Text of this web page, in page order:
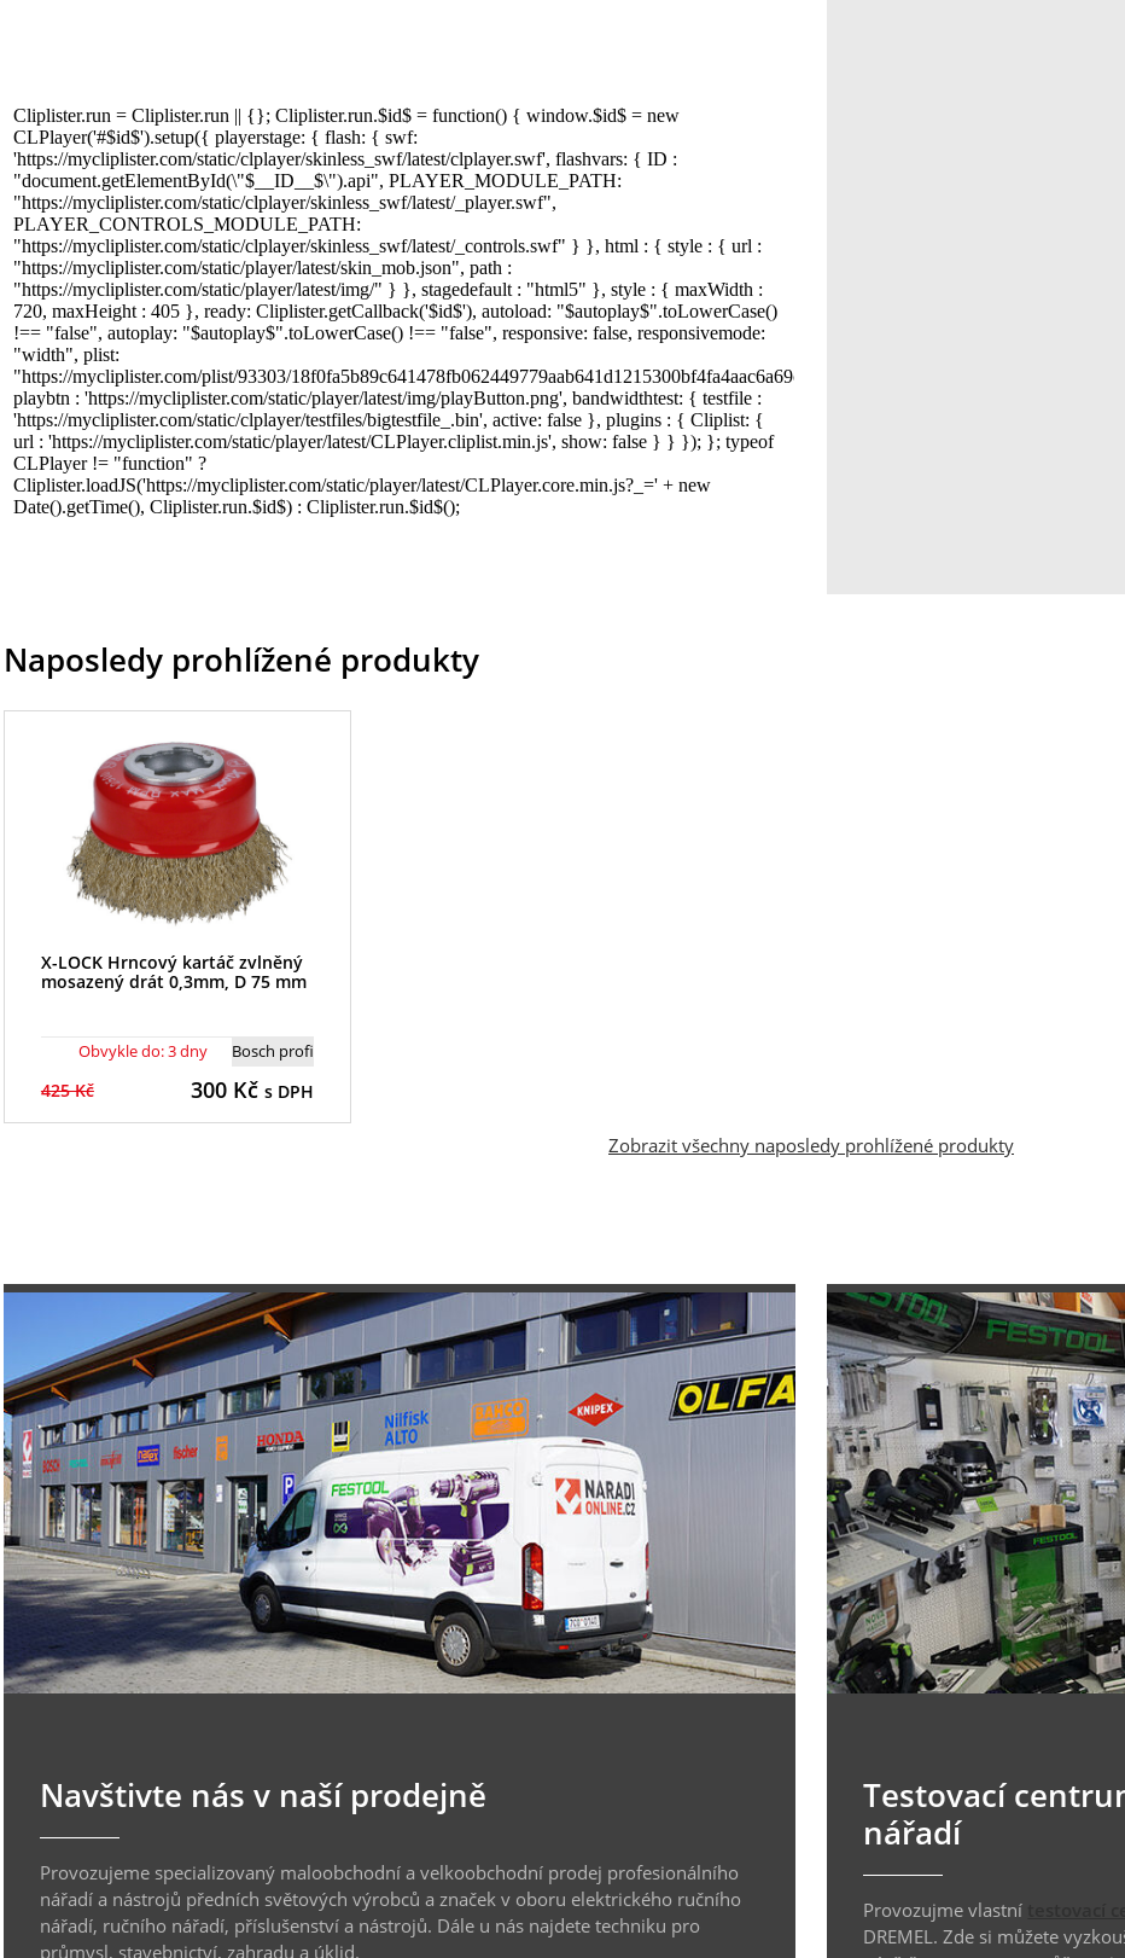
Naposledy prohlížené produkty
X-LOCK Hrncový kartáč zvlněný
mosazený drát 0,3mm, D 75 mm
Bosch profi
Obvykle do: 3 dny
425 Kč 300Kč s DPH
Zobrazit všechny naposledy prohlížené produkty
Navštivte nás v naší prodejně
Provozujeme specializovaný maloobchodní a velkoobchodní prodej profesionálního
nářadí a nástrojů předních světových výrobců a značek v oboru elektrického ručního
nářadí, ručního nářadí, příslušenství a nástrojů. Dále u nás najdete techniku pro
průmysl, stavebnictví, zahradu a úklid.
Testovací
nářadí
Provozujme vlastní
DREMEL. Zde si můžete